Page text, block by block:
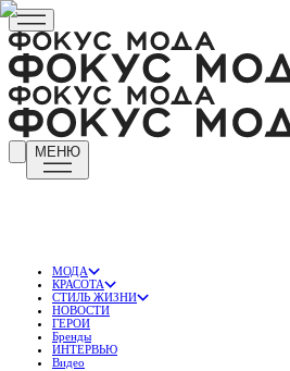
МЕНЮ
МОДА
КРАСОТА
СТИЛЬ ЖИЗНИ
НОВОСТИ
ГЕРОИ
Бренды
ИНТЕРВЬЮ
Видео